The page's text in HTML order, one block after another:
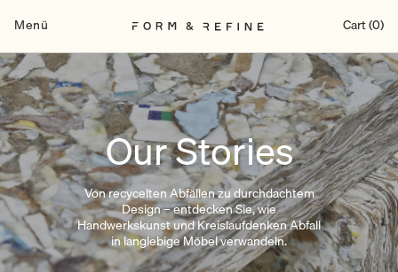
InhaltMenü Cart (0)
Our Stories
Von recycelten Abfällen zu durchdachtem
Design – entdecken Sie, wie
Handwerkskunst und Kreislaufdenken Abfall
in langlebige Möbel verwandeln.